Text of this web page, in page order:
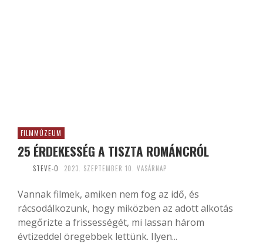
FILMMÚZEUM
25 ÉRDEKESSÉG A TISZTA ROMÁNCRÓL
STEVE-O 2023. SZEPTEMBER 10. VASÁRNAP
Vannak filmek, amiken nem fog az idő, és
rácsodálkozunk, hogy miközben az adott alkotás
megőrizte a frissességét, mi lassan három
évtizeddel öregebbek lettünk. Ilyen...